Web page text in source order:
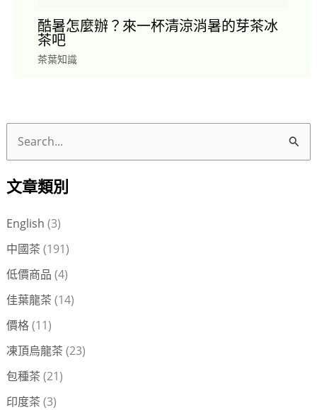
酷暑怎麼辦？來一杯清涼消暑的芽茶冰
茶吧
茶葉知識
關
文章類別
English (3)
中國茶 (191)
低價商品 (4)
佳葉龍茶 (14)
價格(11)
凍頂烏龍茶 (23)
包種茶 (21)
印度茶 (3)